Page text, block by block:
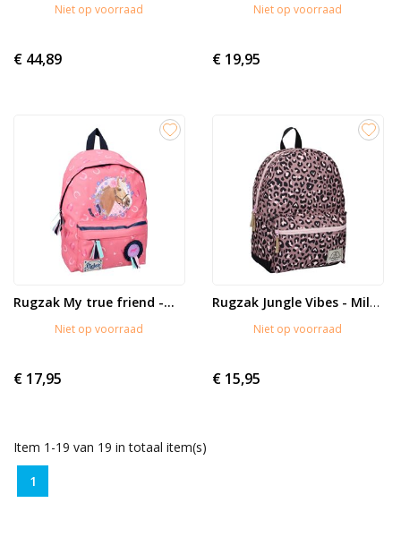
Niet op voorraad
€ 44,89
Niet op voorraad
€ 19,95
Rugzak My true friend -...
Niet op voorraad
€ 17,95
Rugzak Jungle Vibes - Milky...
Niet op voorraad
€ 15,95
Item 1-19 van 19 in totaal item(s)
1